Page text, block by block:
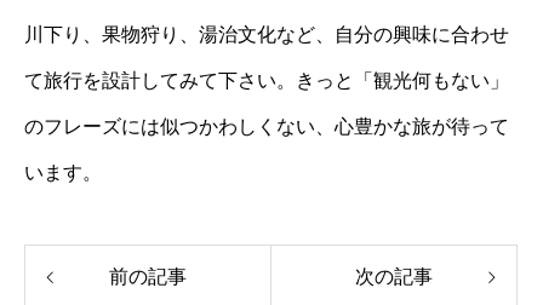
川下り、果物狩り、湯治文化など、自分の興味に合わせ
て旅行を設計してみて下さい。きっと「観光何もない」
のフレーズには似つかわしくない、心豊かな旅が待って
います。
前の記事 次の記事